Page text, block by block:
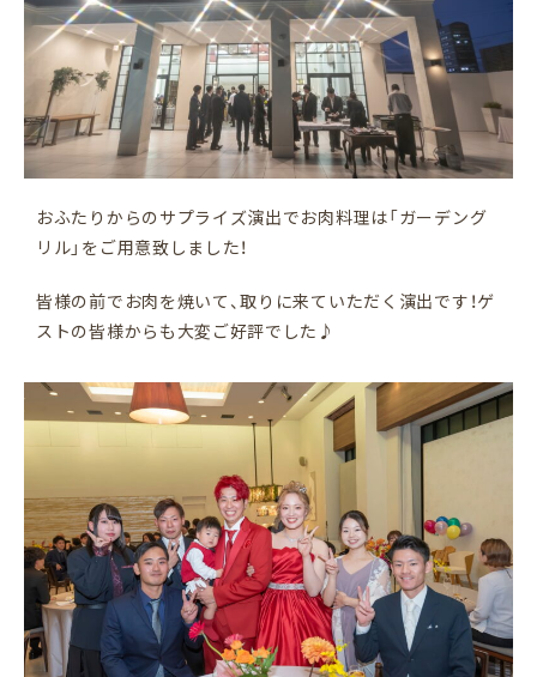
おふたりからのサプライズ演出でお肉料理は「ガーデング
リル」をご用意致しました！
皆様の前でお肉を焼いて、取りに来ていただく演出です！ゲ
ストの皆様からも大変ご好評でした♪